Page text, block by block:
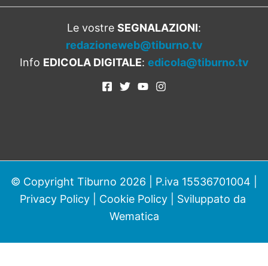
Le vostre SEGNALAZIONI:
redazioneweb@tiburno.tv
Info EDICOLA DIGITALE: edicola@tiburno.tv
© Copyright Tiburno 2026 | P.iva 15536701004 |
Privacy Policy| Cookie Policy| Sviluppato da
Wematica